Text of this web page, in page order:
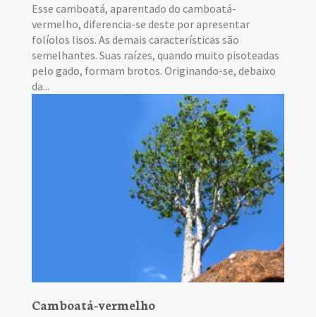
Esse camboatá, aparentado do camboatá-
vermelho, diferencia-se deste por apresentar
folíolos lisos. As demais características são
semelhantes. Suas raízes, quando muito pisoteadas
pelo gado, formam brotos. Originando-se, debaixo
da...
Camboatá-vermelho